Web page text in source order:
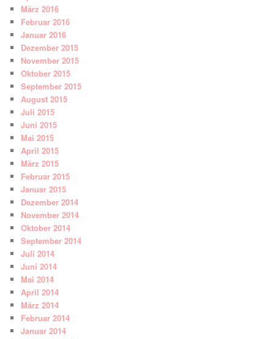
März 2016
Februar 2016
Januar 2016
Dezember 2015
November 2015
Oktober 2015
September 2015
August 2015
Juli 2015
Juni 2015
Mai 2015
April 2015
März 2015
Februar 2015
Januar 2015
Dezember 2014
November 2014
Oktober 2014
September 2014
Juli 2014
Juni 2014
Mai 2014
April 2014
März 2014
Februar 2014
Januar 2014